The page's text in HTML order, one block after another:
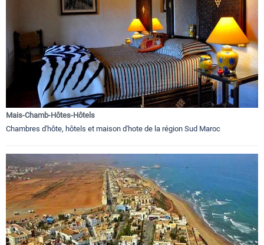
Mais-Chamb-Hôtes-Hôtels
Chambres d'hôte, hôtels et maison d'hote de la région Sud Maroc